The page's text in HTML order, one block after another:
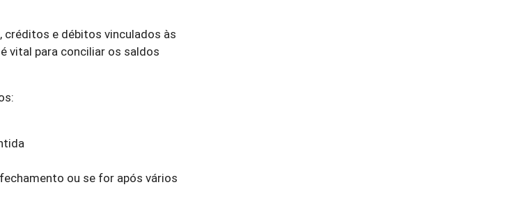
créditos e débitos vinculados às
vital para conciliar os saldos
ou se for após vários